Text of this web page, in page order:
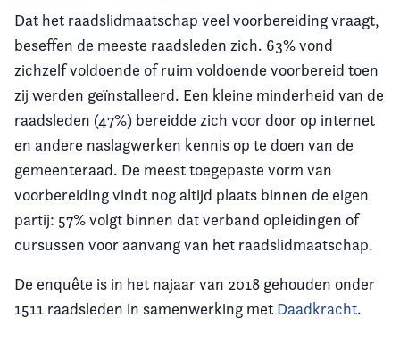
Dat het raadslidmaatschap veel voorbereiding vraagt,
beseffen de meeste raadsleden zich. 63% vond
zichzelf voldoende of ruim voldoende voorbereid toen
zij werden geïnstalleerd. Een kleine minderheid van de
raadsleden (47%) bereidde zich voor door op internet
en andere naslagwerken kennis op te doen van de
gemeenteraad. De meest toegepaste vorm van
voorbereiding vindt nog altijd plaats binnen de eigen
partij: 57% volgt binnen dat verband opleidingen of
cursussen voor aanvang van het raadslidmaatschap.
De enquête is in het najaar van 2018 gehouden onder
1511 raadsleden in samenwerking met Daadkracht.